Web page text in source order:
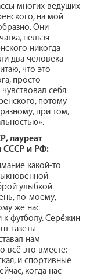
многих ведущих
на мой
Они
нельзя
никогда
два человека
что это
просто
себя
потому
при том,
лауреат
СССР и РФ:
какой-то
улыбкой
по-моему,
же нас
к футболу. Серёжин
газеты
нам
всё это вместе:
и спортивные
когда нас